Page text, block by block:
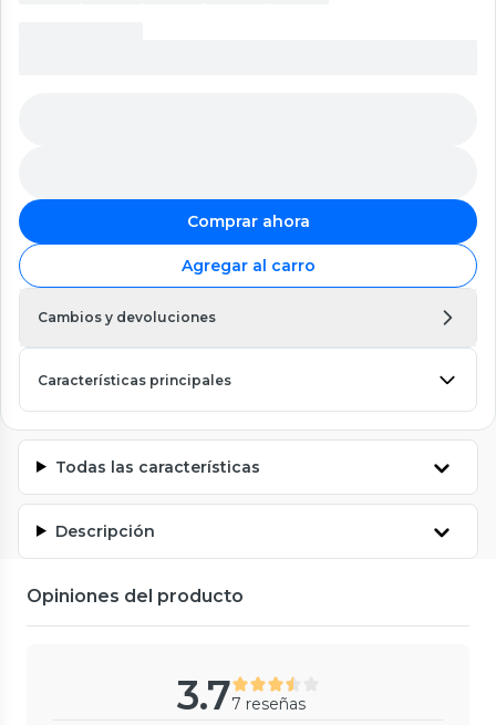
Comprar ahora
Agregar al carro
Cambios y devoluciones
Características principales
Todas las características
Descripción
Opiniones del producto
3.77 reseñas